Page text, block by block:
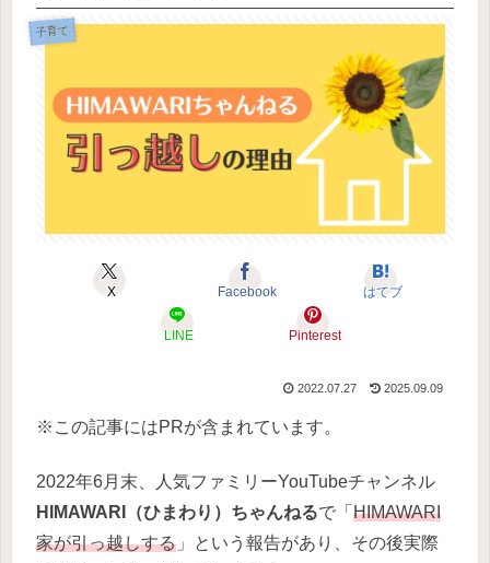
子育て
X Facebook はてブ
LINE Pinterest
2022.07.27 2025.09.09
※この記事にはPRが含まれています。
2022年6月末、人気ファミリーYouTubeチャンネル
HIMAWARI（ひまわり）ちゃんねるで「 HIMAWARI
家が引っ越しする 」という報告があり、その後実際